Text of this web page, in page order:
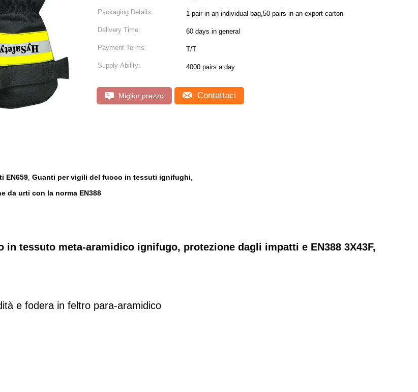
Packaging Details: 1 pair in an individual bag,50 pairs in an export carton
Delivery Time: 60 days in general
Payment Terms: T/T
Supply Ability: 4000 pairs a day
Miglior prezzo Contattaci
EN659, Guanti per vigili del fuoco in tessuti ignifughi,
da urti con la norma EN388
tessuto meta-aramidico ignifugo, protezione dagli impatti e EN388 3X43F,
e fodera in feltro para-aramidico